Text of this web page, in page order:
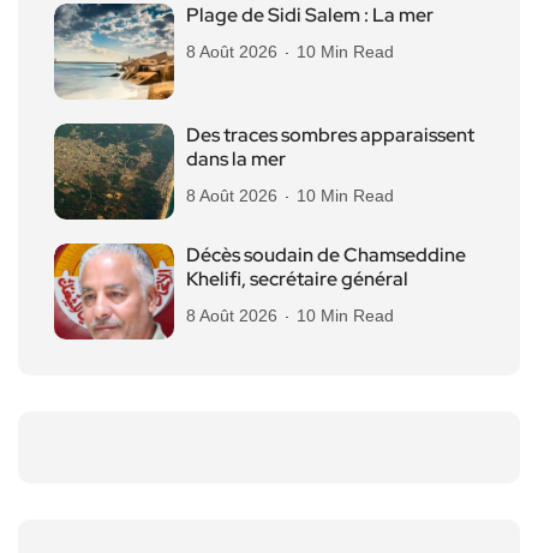
Plage de Sidi Salem : La mer
8 Août 2026 10 Min Read
Des traces sombres apparaissent
dans la mer
8 Août 2026 10 Min Read
Décès soudain de Chamseddine
Khelifi, secrétaire général
8 Août 2026 10 Min Read